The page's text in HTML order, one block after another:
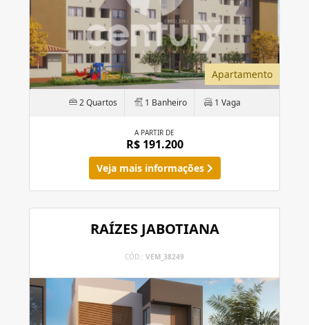
Apartamento
2 Quartos 1 Banheiro 1 Vaga
A PARTIR DE
R$ 191.200
Veja mais informações
RAÍZES JABOTIANA
CÓD.: VEM_38249